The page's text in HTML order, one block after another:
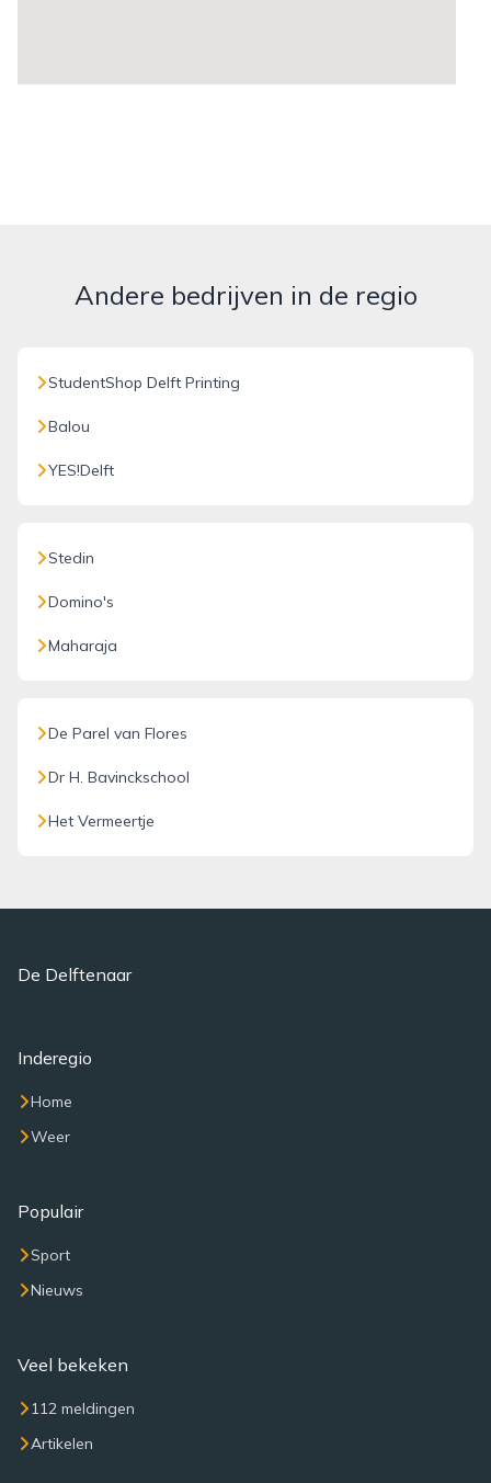
Andere bedrijven in de regio
StudentShop Delft Printing
Balou
YES!Delft
Stedin
Domino's
Maharaja
De Parel van Flores
Dr H. Bavinckschool
Het Vermeertje
De Delftenaar
Inderegio
Home
Weer
Populair
Sport
Nieuws
Veel bekeken
112 meldingen
Artikelen